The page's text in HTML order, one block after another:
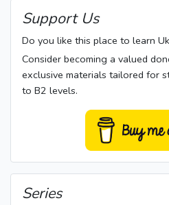
Support Us
Do you like this place to learn
Consider becoming a valued
exclusive materials tailored for
to B2 levels.
Series